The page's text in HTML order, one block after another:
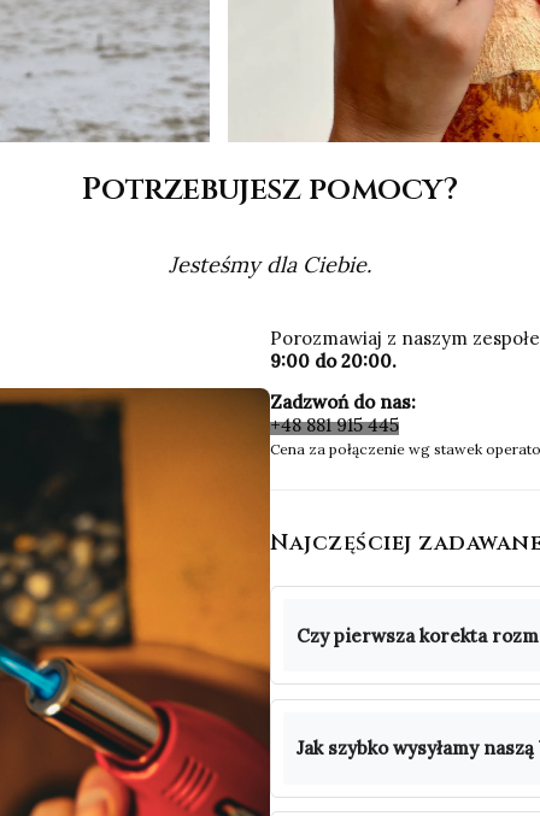
Potrzebujesz pomocy?
Jesteśmy dla Ciebie.
Porozmawiaj z naszym
9:00 do 20:00.
Zadzwoń do nas:
+48 881 915 445
Cena za połączenie wg stawek
Najczęściej
Czy pierwsza korekta
Jak szybko wysyłamy